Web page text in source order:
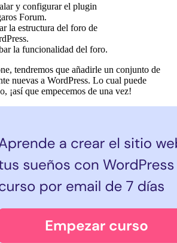
y configurar el plugin
Forum.
la estructura del foro de
la funcionalidad del foro.
tendremos que añadirle un conjunto de
nuevas a WordPress. Lo cual puede
¡así que empecemos de una vez!